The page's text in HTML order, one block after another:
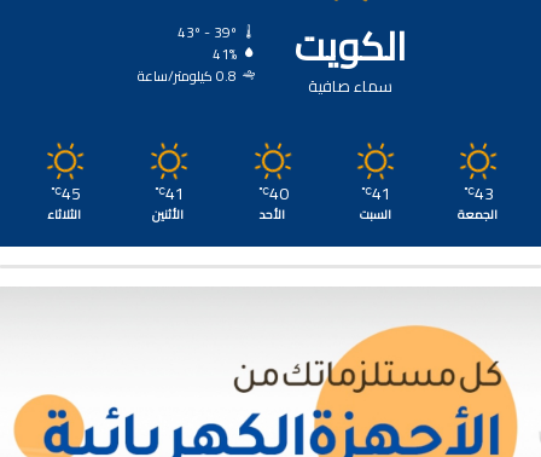
الكويت
سماء صافية
41%
0.8 كيلومتر/ساعة
43
℃
الجمعة
41
℃
السبت
40
℃
الأحد
41
℃
الأثنين
45
℃
الثلاثاء